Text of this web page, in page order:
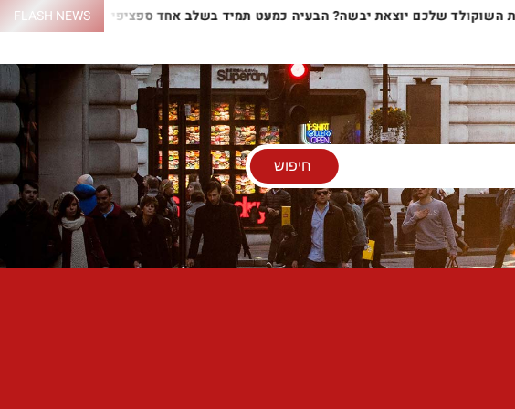
FLASH NEWS
התנור עוגת השוקולד שלכם יוצאת יבשה? הבעיה כמעט תמיד בשלב אחד ספציפי